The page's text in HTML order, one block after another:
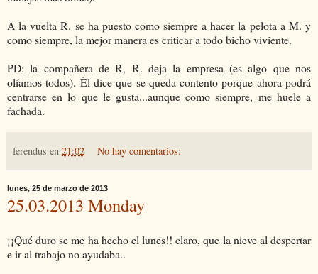
A la vuelta R. se ha puesto como siempre a hacer la pelota a M. y
como siempre, la mejor manera es criticar a todo bicho viviente.
PD: la compañera de R, R. deja la empresa (es algo que nos
olíamos todos). Él dice que se queda contento porque ahora podrá
centrarse en lo que le gusta...aunque como siempre, me huele a
fachada.
ferendus en 21:02 No hay comentarios:
lunes, 25 de marzo de 2013
25.03.2013 Monday
¡¡Qué duro se me ha hecho el lunes!! claro, que la nieve al despertar
e ir al trabajo no ayudaba..